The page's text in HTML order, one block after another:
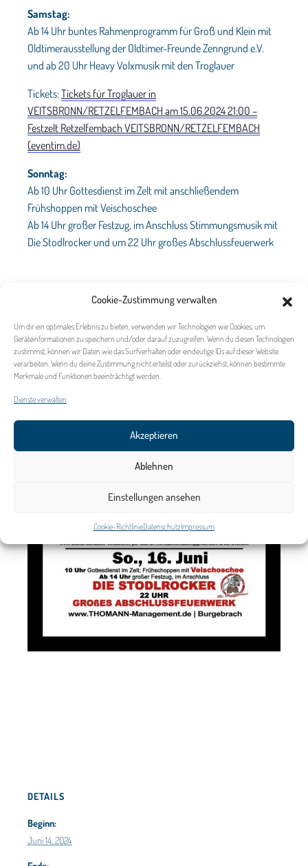
Cookie-Zustimmung verwalten
Um dir ein optimales Erlebnis zu bieten, verwenden wir Technologien wie Cookies, um
Geräteinformationen zu speichern und/oder darauf zuzugreifen. Wenn du diesen Technologien
zustimmst, können wir Daten wie das Surfverhalten oder eindeutige IDs auf dieser Website
verarbeiten. Wenn du deine Zustimmung nicht erteilst oder zurückziehst, können bestimmte
Merkmale und Funktionen beeinträchtigt werden.
Dienste verwalten
Akzeptieren
Ablehnen
Einstellungen ansehen
Cookie-RichtlinieDatenschutzImpressum
Samstag:
Ab 14 Uhr buntes Rahmenprogramm für Groß und Klein mit
Oldtimerausstellung der Oldtimer-Freunde Zenngrund e.V.
und ab 20 Uhr Heavy Volxmusik mit den Troglauer
Tickets:Tickets für Troglauer in
VEITSBRONN/RETZELFEMBACH am 15.06.2024 21:00 –
Festzelt Retzelfembach VEITSBRONN/RETZELFEMBACH
(eventim.de)
Sonntag:
Ab 10 Uhr Gottesdienst im Zelt mit anschließendem
Frühshoppen mit Veischoschee
Ab 14 Uhr großer Festzug, im Anschluss Stimmungsmusik mit
Die Stodlrocker und um 22 Uhr großes Abschlussfeuerwerk
DETAILS
Beginn:
Juni 14, 2024